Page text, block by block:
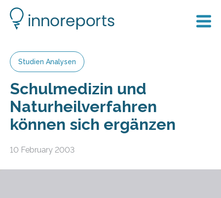
Studien Analysen
Schulmedizin und
Naturheilverfahren
können sich ergänzen
10 February 2003